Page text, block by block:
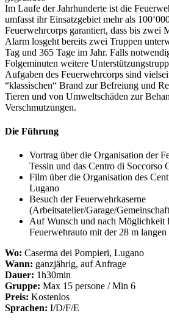
Im Laufe der Jahrhunderte ist die
umfasst ihr Einsatzgebiet mehr als
Feuerwehrcorps garantiert, dass bis zwei
Alarm losgeht bereits zwei Truppen
Tag und 365 Tage im Jahr. Falls
Folgeminuten weitere
Aufgaben des Feuerwehrcorps sind
“klassischen“ Brand zur Befreiung und
Tieren und von Umweltschäden zur
Verschmutzungen.
Die Führung
Vortrag über die Organisation der
Tessin und das Centro di Soccorso
Film über die Organisation des
Lugano
Besuch der Feuerwehrkaserne
(Arbeitsatelier/Garage/
Auf Wunsch und nach Möglichkeit
Feuerwehrauto mit der 28 m
Wo: Caserma dei Pompieri, Lugano
Wann: ganzjährig, auf Anfrage
Dauer: 1h30min
Gruppe: Max 15 persone / Min 6
Preis: Kostenlos
Sprachen: I/D/F/E